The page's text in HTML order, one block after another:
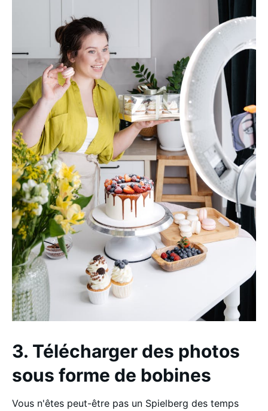
3. Télécharger des photos
sous forme de bobines
Vous n'êtes peut-être pas un Spielberg des temps